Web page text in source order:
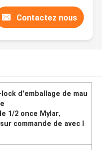
Contactez nous
d'emballage de mau
1/2 once Mylar,
commande de avec l